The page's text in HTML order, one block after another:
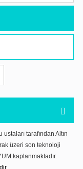
tarafından Altın
üzeri son teknoloji
kaplanmaktadır.